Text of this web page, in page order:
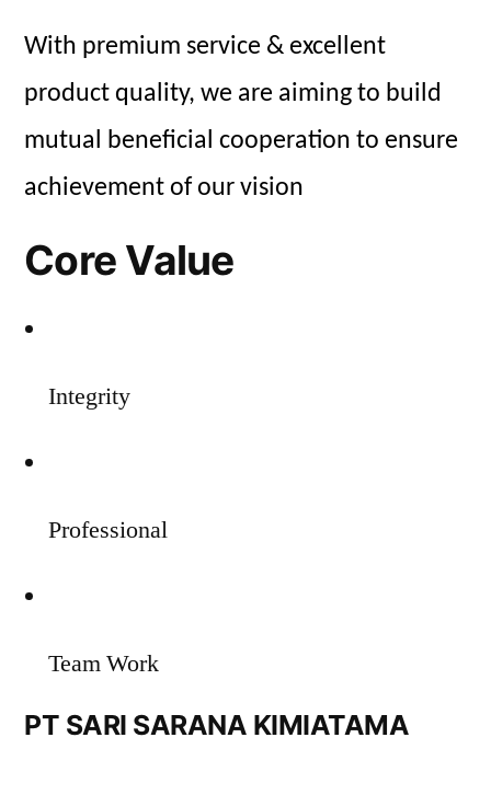
With premium service & excellent
product quality, we are aiming to build
mutual beneficial cooperation to ensure
achievement of our vision
Core Value
Integrity
Professional
Team Work
PT SARI SARANA KIMIATAMA